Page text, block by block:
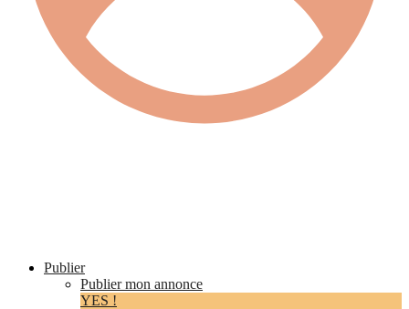
Publier
Publier mon annonce
YES !